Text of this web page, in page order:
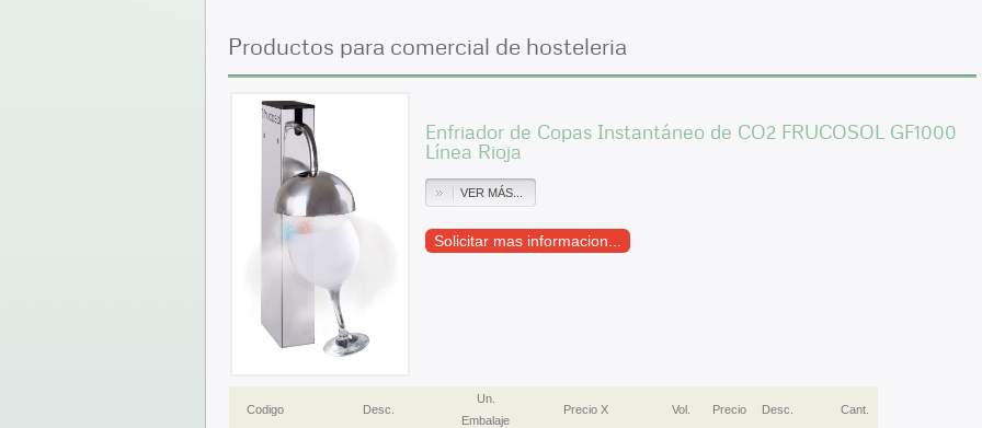
Productos para comercial de hosteleria
Enfriador de Copas Instantáneo de CO2 FRUCOSOL GF1000
Línea Rioja
VER MÁS...
Solicitar mas informacion...
Codigo Desc.
Un.
Embalaje
Precio X Vol. Precio Desc. Cant.